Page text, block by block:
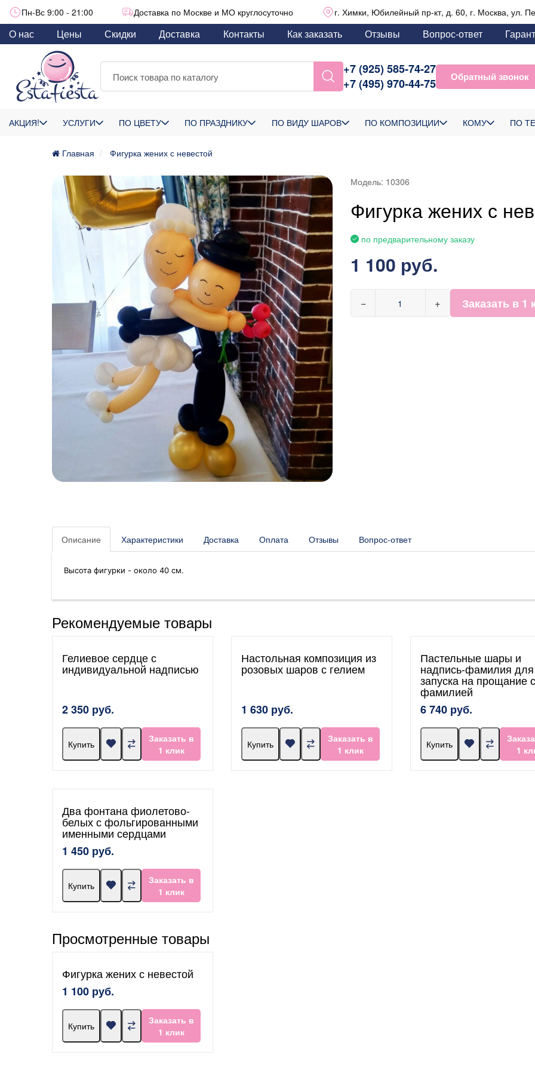
Пн-Вс 9:00 - 21:00 Доставка по Москве и МО круглосуточно г. Химки, Юбилейный пр-кт, д. 60, г. Москва, ул.
О нас Цены Скидки Доставка Контакты Как заказать Отзывы Вопрос-ответ
+7 (925) 585-74-27
+7 (495) 970-44-75
Обратный звонок
АКЦИЯ! УСЛУГИ ПО ЦВЕТУ ПО ПРАЗДНИКУ ПО ВИДУ ШАРОВ ПО КОМПОЗИЦИИ КОМУ ПО
Главная Фигурка жених с невестой
Модель: 10306
Фигурка жених с
по предварительному заказу
1 100 руб.
− + Заказать в 1
Описание Характеристики Доставка Оплата Отзывы Вопрос-ответ
Высота фигурки - около 40 см.
Рекомендуемые товары
Гелиевое сердце с
индивидуальной надписью
2 350 руб.
Купить
Заказать в
1 клик
Настольная композиция из
розовых шаров с гелием
1 630 руб.
Купить
Заказать в
1 клик
Пастельные шары и
надпись-фамилия для
запуска на прощание с
фамилией
6 740 руб.
Купить
1
Два фонтана фиолетово-
белых с фольгированными
именными сердцами
1 450 руб.
Купить
Заказать в
1 клик
Просмотренные товары
Фигурка жених с невестой
1 100 руб.
Купить
Заказать в
1 клик